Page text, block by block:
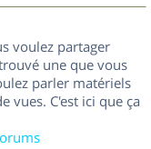
voulez partager
une que vous
parler matériels
vues. C'est ici que ça